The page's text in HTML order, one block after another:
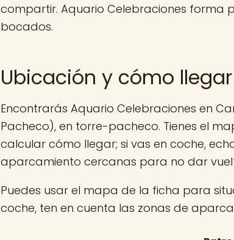
compartir. Aquario Celebraciones forma
bocados.
Ubicación y cómo llegar
Encontrarás Aquario Celebraciones en
Pacheco), en torre-pacheco. Tienes el
calcular cómo llegar; si vas en coche,
aparcamiento cercanas para no dar
Puedes usar el mapa de la ficha para
coche, ten en cuenta las zonas de